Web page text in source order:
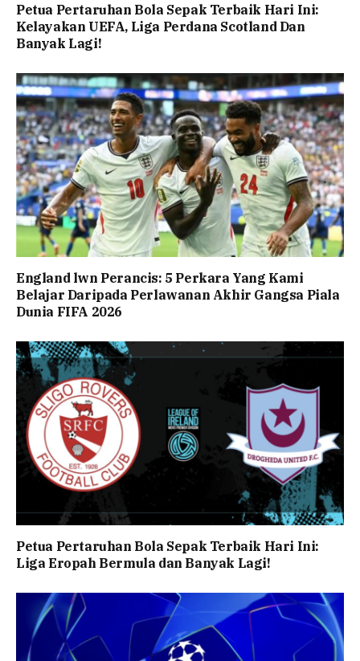
Petua Pertaruhan Bola Sepak Terbaik Hari Ini:
Kelayakan UEFA, Liga Perdana Scotland Dan
Banyak Lagi!
England lwn Perancis: 5 Perkara Yang Kami
Belajar Daripada Perlawanan Akhir Gangsa Piala
Dunia FIFA 2026
Petua Pertaruhan Bola Sepak Terbaik Hari Ini:
Liga Eropah Bermula dan Banyak Lagi!